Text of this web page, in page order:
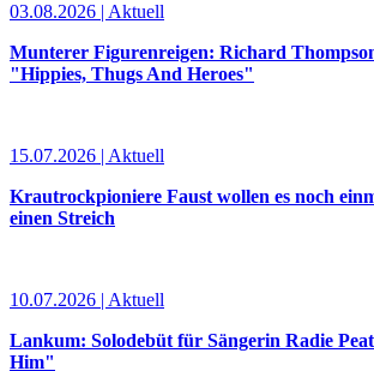
03.08.2026 | Aktuell
Munterer Figurenreigen: Richard
"Hippies, Thugs And Heroes"
15.07.2026 | Aktuell
Krautrockpioniere Faust wollen es noch
einen Streich
10.07.2026 | Aktuell
Lankum: Solodebüt für Sängerin Radie
Him"